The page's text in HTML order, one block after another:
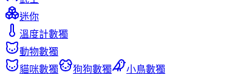
迷你
溫度計數獨
動物數獨
貓咪數獨
狗狗數獨
小鳥數獨